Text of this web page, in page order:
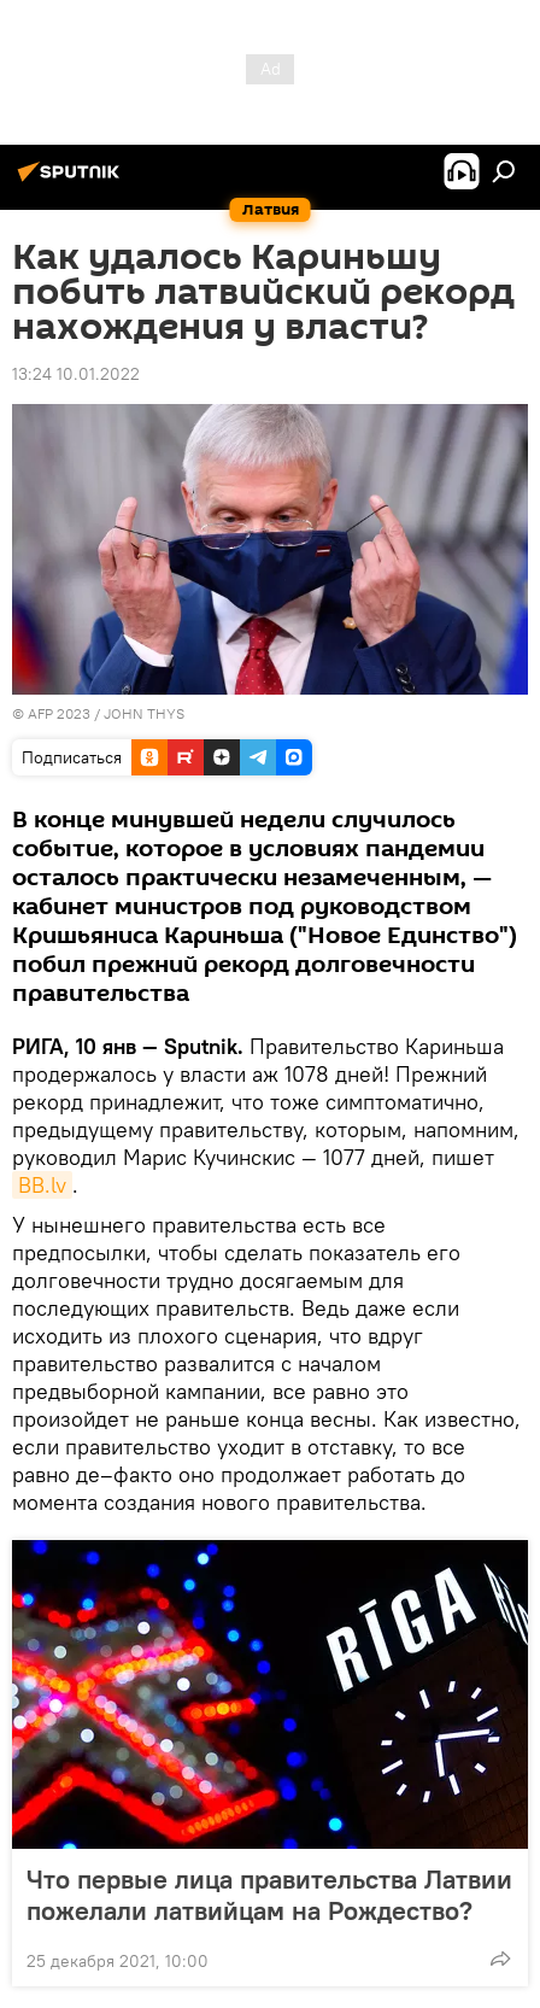
Латвия
Как удалось Кариньшу
побить латвийский рекорд
нахождения у власти?
13:24 10.01.2022
© AFP 2023 / JOHN THYS
Подписаться
В конце минувшей недели случилось
событие, которое в условиях пандемии
осталось практически незамеченным, —
кабинет министров под руководством
Кришьяниса Кариньша ("Новое Единство")
побил прежний рекорд долговечности
правительства
РИГА, 10 янв — Sputnik. Правительство Кариньша
продержалось у власти аж 1078 дней! Прежний
рекорд принадлежит, что тоже симптоматично,
предыдущему правительству, которым, напомним,
руководил Марис Кучинскис — 1077 дней, пишет
BВ.lv .
У нынешнего правительства есть все
предпосылки, чтобы сделать показатель его
долговечности трудно досягаемым для
последующих правительств. Ведь даже если
исходить из плохого сценария, что вдруг
правительство развалится с началом
предвыборной кампании, все равно это
произойдет не раньше конца весны. Как известно,
если правительство уходит в отставку, то все
равно де–факто оно продолжает работать до
момента создания нового правительства.
Что первые лица правительства Латвии
пожелали латвийцам на Рождество?
25 декабря 2021, 10:00